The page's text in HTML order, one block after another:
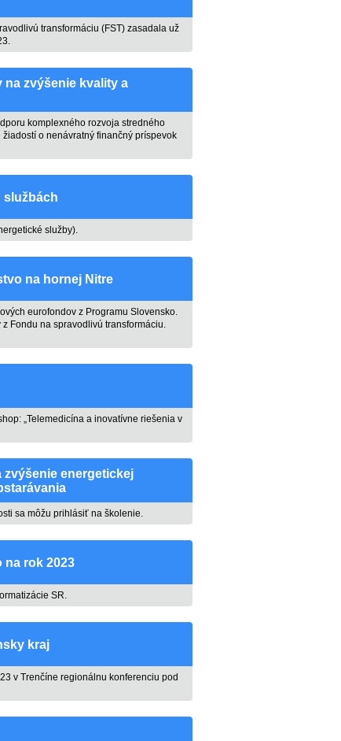
transformáciu (FST) zasadala už
zvýšenie kvality a
komplexného rozvoja stredného
o nenávratný finančný príspevok
službách
služby).
na hornej Nitre
eurofondov z Programu Slovensko.
Fondu na spravodlivú transformáciu.
„Telemedicína a inovatívne riešenia v
energetickej
sa môžu prihlásiť na školenie.
rok 2023
SR.
kraj
v Trenčíne regionálnu konferenciu pod